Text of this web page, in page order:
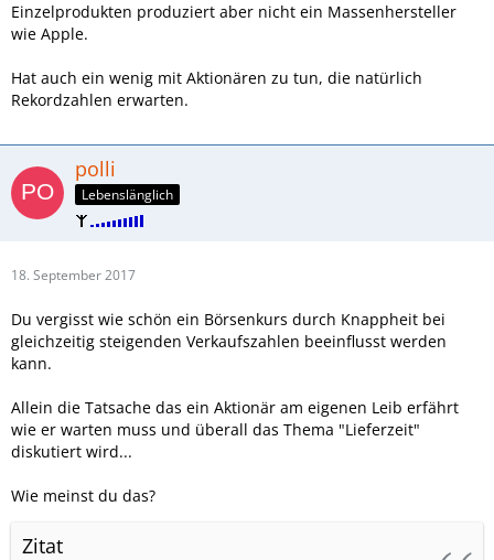
Einzelprodukten produziert aber nicht ein Massenhersteller
wie Apple.
Hat auch ein wenig mit Aktionären zu tun, die natürlich
Rekordzahlen erwarten.
polli
Lebenslänglich
18. September 2017
Du vergisst wie schön ein Börsenkurs durch Knappheit bei
gleichzeitig steigenden Verkaufszahlen beeinflusst werden
kann.
Allein die Tatsache das ein Aktionär am eigenen Leib erfährt
wie er warten muss und überall das Thema "Lieferzeit"
diskutiert wird...
Wie meinst du das?
Zitat